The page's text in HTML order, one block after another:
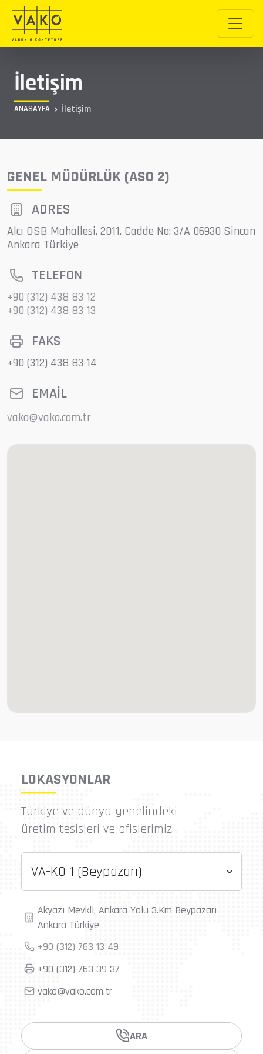
İletişim
ANASAYFA İletişim
GENEL MÜDÜRLÜK (ASO 2)
ADRES
Alcı OSB Mahallesi, 2011. Cadde No: 3/A 06930 Sincan
Ankara Türkiye
TELEFON
+90 (312) 438 83 12
+90 (312) 438 83 13
FAKS
+90 (312) 438 83 14
EMAIL
vako@vako.com.tr
LOKASYONLAR
Türkiye ve dünya genelindeki
üretim tesisleri ve ofislerimiz
VA-KO 1 (Beypazarı)
Akyazı Mevkii, Ankara Yolu 3.Km Beypazarı
Ankara Türkiye
+90 (312) 763 13 49
+90 (312) 763 39 37
vako@vako.com.tr
ARA